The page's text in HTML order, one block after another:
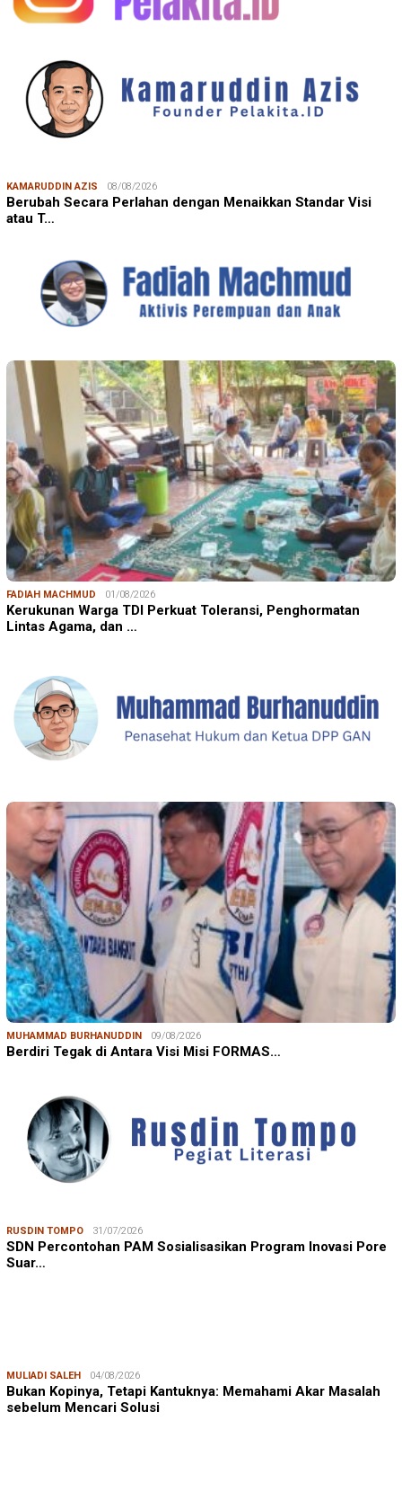
KAMARUDDIN AZIS 08/08/2026
Berubah Secara Perlahan dengan Menaikkan Standar Visi
atau T…
FADIAH MACHMUD 01/08/2026
Kerukunan Warga TDI Perkuat Toleransi, Penghormatan
Lintas Agama, dan …
MUHAMMAD BURHANUDDIN 09/08/2026
Berdiri Tegak di Antara Visi Misi FORMAS…
RUSDIN TOMPO 31/07/2026
SDN Percontohan PAM Sosialisasikan Program Inovasi Pore
Suar…
MULIADI SALEH 04/08/2026
Bukan Kopinya, Tetapi Kantuknya: Memahami Akar Masalah
sebelum Mencari Solusi